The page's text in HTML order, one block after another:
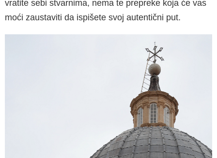
vratite sebi stvarnima, nema te prepreke koja će vas
moći zaustaviti da ispišete svoj autentični put.